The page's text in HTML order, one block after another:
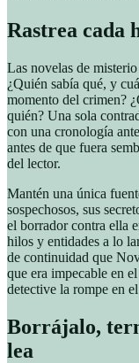
Rastrea cada
Las novelas de
¿Quién sabía qué, y
momento del crimen?
quién? Una sola
con una cronología
antes de que fuera
del lector.
Mantén una única
sospechosos, sus
el borrador contra ella
hilos y entidades a lo
de continuidad que
que era impecable en
detective la rompe en
Borrájalo,
lea